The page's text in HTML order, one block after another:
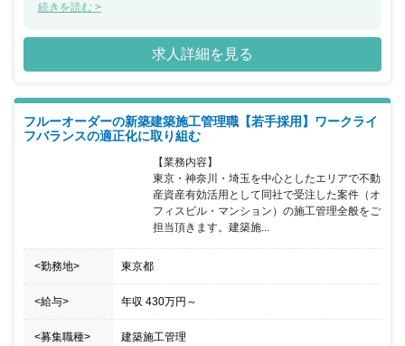
してキャリアステップを行うことが可能です。また、同社は「4週
り、シフト制で休暇を取得するだけでなく、現場自体を閉所するこ
とで、協力会社社員も含めた業界全体の長時間労働改善の取り組み
を行なっています。その他にも、ワークライフバランスの実現のた
入や、女性活躍推進の一環として「けんせつ小町」活動の積極展開
など、全社を挙げて働き方改革を推進しております。
続きを読む >
求人詳細を見る
フルーオーダーの新築建築施工管理職【若手採用】ワークライ
フバランスの適正化に取り組む
【業務内容】
東京・神奈川・埼玉を中心としたエリアで不動
産資産有効活用として同社で受注した案件（オ
フィスビル・マンション）の施工管理全般をご
担当頂きます。建築施...
<勤務地> 東京都
<給与> 年収 430万円 ～
<募集職種> 建築施工管理